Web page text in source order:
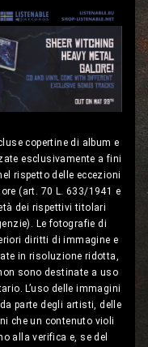
copertine di album e
esclusivamente a fini
rispetto delle eccezioni
(art. 70 L. 633/1941 e
dei rispettivi titolari
Le fotografie di
diritti di immagine e
in risoluzione ridotta,
sono destinate a uso
L’uso delle immagini
parte degli artisti, delle
che un contenuto violi
alla verifica e, se del